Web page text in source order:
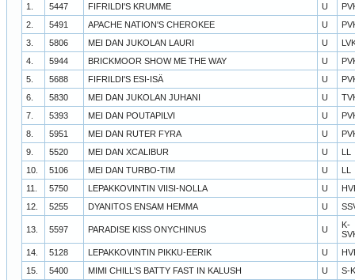
1.
5447 FIFRILDI'S KRUMME U
2.
5491 APACHE NATION'S CHEROKEE U
3.
5806 MEI DAN JUKOLAN LAURI U
4.
5944 BRICKMOOR SHOW ME THE WAY U
5.
5688 FIFRILDI'S ESI-ISÄ U
6.
5830 MEI DAN JUKOLAN JUHANI U
7.
5393 MEI DAN POUTAPILVI U
8.
5951 MEI DAN RUTER FYRA U
9.
5520 MEI DAN XCALIBUR U
LL
10.
5106 MEI DAN TURBO-TIM U
LL
11.
5750 LEPAKKOVINTIN VIISI-NOLLA U
12.
5255 DYANITOS ENSAM HEMMA U
13. 5597 PARADISE KISS ONYCHINUS U
K-
14.
5128 LEPAKKOVINTIN PIKKU-EERIK U
15.
5400 MIMI CHILL'S BATTY FAST IN KALUSH U
S-